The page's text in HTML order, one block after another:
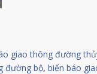
giao thông đường
đường bộ, biển báo